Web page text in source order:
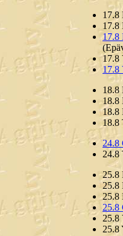
17.8
17.8
17.8
17.8
17.8
18.8
18.8
18.8
18.8
24.8
24.8
25.8
25.8
25.8
25.8
25.8
25.8